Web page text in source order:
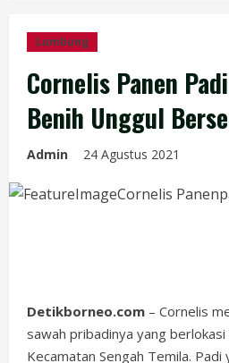
Lumbung
Cornelis Panen
Benih Unggul
Admin 24 Agustus 2021
Detikborneo.com – Cornelis
sawah pribadinya yang berlokasi
Kecamatan Sengah Temila.